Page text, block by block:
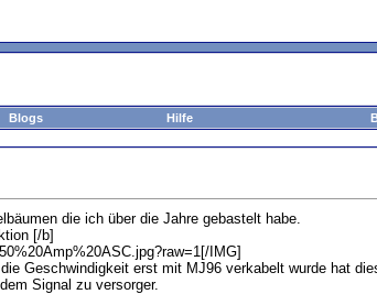
Blogs Hilfe
die ich über die Jahre gebastelt habe.
[/b]
IMG]
Geschwindigkeit erst mit MJ96 verkabelt wurde hat
Signal zu versorger.